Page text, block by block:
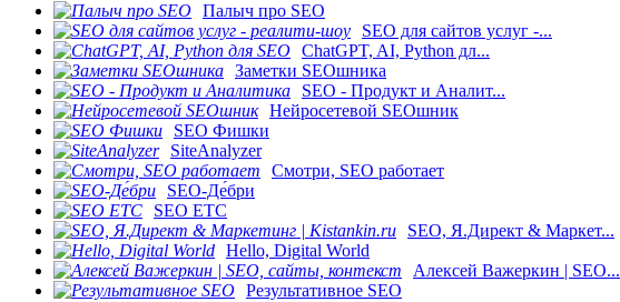
Палыч про SEO
SEO для сайтов услуг -...
ChatGPT, AI, Python дл...
Заметки SEOшника
SEO - Продукт и Аналит...
Нейросетевой SEOшник
SEO Фишки
SiteAnalyzer
Смотри, SEO работает
SEO-Де́бри
SEO ETC
SEO, Я.Директ & Маркет...
Hello, Digital World
Алексей Важеркин | SEO...
Результативное SEO